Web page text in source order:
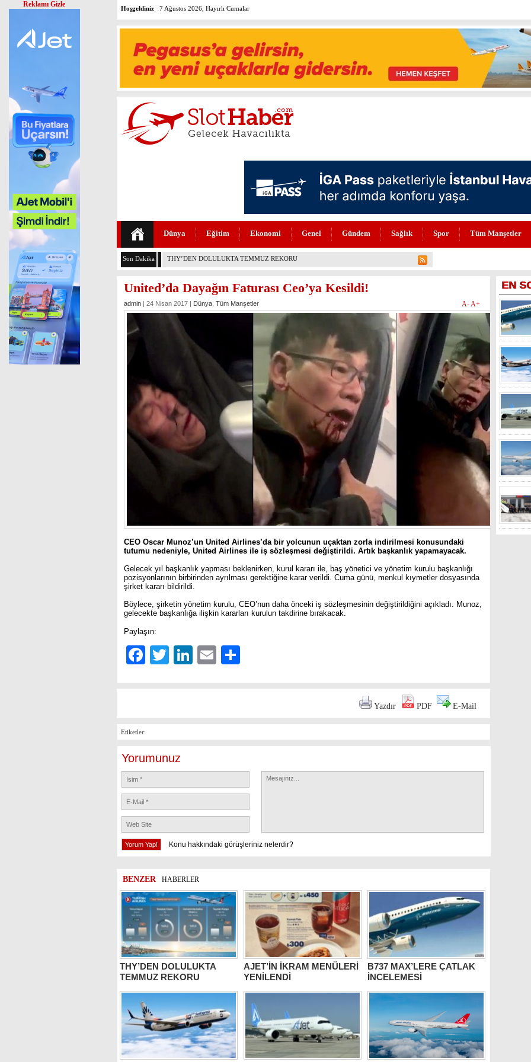
Hoşgeldiniz 7 Ağustos 2026, Hayırlı Cumalar
Dünya Eğitim Ekonomi Genel Gündem Sağlık Spor Tüm Manşetler
Son Dakika AJET’İN İKRAM MENÜLERİ YENİLENDİ
United’da Dayağın Faturası Ceo’ya Kesildi!
admin | 24 Nisan 2017 | Dünya Tüm Manşetler A-A+
CEO Oscar Munoz’un United Airlines’da bir yolcunun uçaktan zorla indirilmesi konusundaki
tutumu nedeniyle, United Airlines ile iş sözleşmesi değiştirildi. Artık başkanlık yapamayacak.
Gelecek yıl başkanlık yapması beklenirken, kurul kararı ile, baş yönetici ve yönetim kurulu başkanlığı
pozisyonlarının birbirinden ayrılması gerektiğine karar verildi. Cuma günü, menkul kıymetler dosyasında
şirket kararı bildirildi.
Böylece, şirketin yönetim kurulu, CEO’nun daha önceki iş sözleşmesinin değiştirildiğini açıkladı. Munoz,
gelecekte başkanlığa ilişkin kararları kurulun takdirine bırakacak.
Paylaşın:
Facebook
TwitterLinkedIn
Email
Yazdır PDF E-Mail
Etiketler:
Yorumunuz
Konu hakkındaki görüşleriniz nelerdir?
BENZER HABERLER
THY’DEN DOLULUKTA
TEMMUZ REKORU
AJET’İN İKRAM MENÜLERİ
YENİLENDİ
B737 MAX’LERE ÇATLAK
İNCELEMESİ
EN
Reklamı Gizle